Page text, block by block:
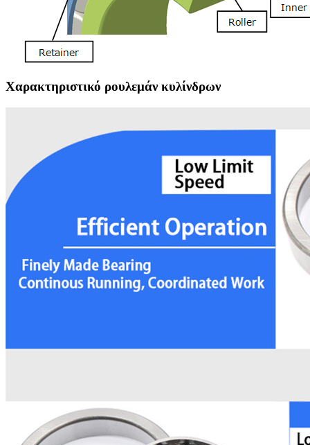
Χαρακτηριστικό ρουλεμάν κυλίνδρων